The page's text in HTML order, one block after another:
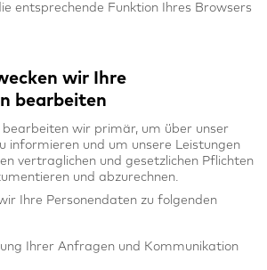
entsprechende Funktion Ihres Browsers
wir Ihre
bearbeiten
bearbeiten wir primär, um über unser
informieren und um unsere Leistungen
vertraglichen und gesetzlichen Pflichten
und abzurechnen.
Ihre Personendaten zu folgenden
Ihrer Anfragen und Kommunikation